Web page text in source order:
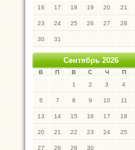
16 17 18 19 20 21
23 24 25 26 27 28
30 31
Сентябрь 2026
В П В С Ч П
1
2 3 4
6 7 8 9 10 11
13 14 15 16 17 18
20 21 22 23 24 25
27 28 29 30